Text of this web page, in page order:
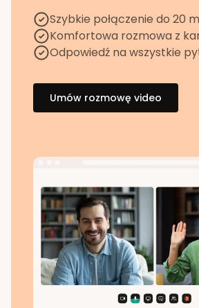
Szybkie połączenie do 20
Komfortowa rozmowa z
Odpowiedź na wszystkie
Umów rozmowę video